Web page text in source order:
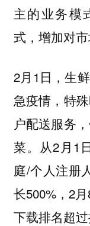
主的业务模
式，增加对市
2月1日，生
急疫情，特
户配送服务
菜。从2月1
庭/个人注册
长500%，2
下载排名超过